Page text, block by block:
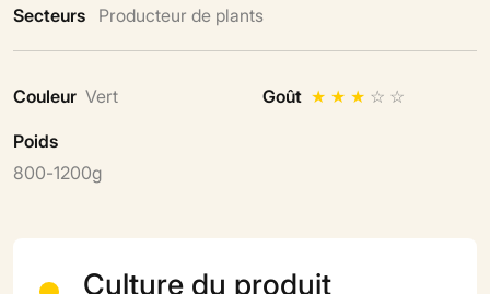
Secteurs Producteur de plants
Couleur Vert Goût ★ ★ ★ ☆ ☆
Poids
800-1200g
Culture du produit